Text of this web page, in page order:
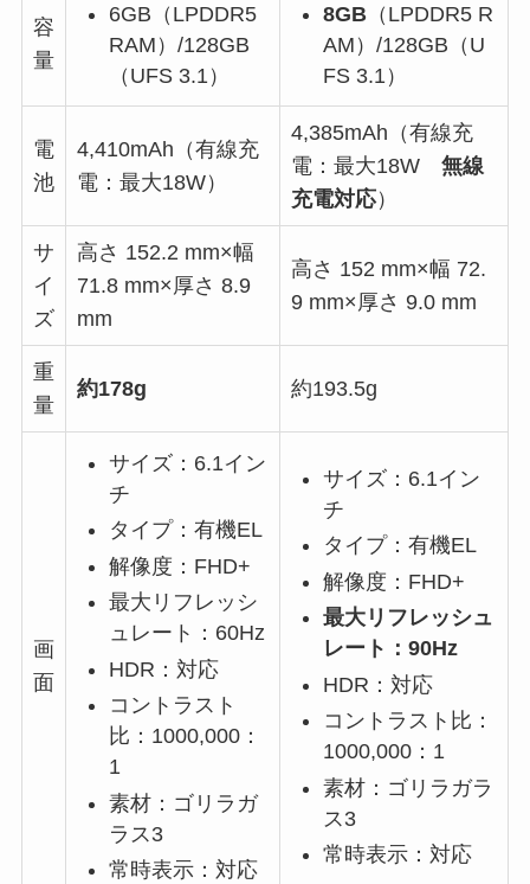
容
量
6GB（LPDDR5
RAM）/128GB
（UFS 3.1）
8GB（LPDDR5 R
AM）/128GB（U
FS 3.1）
電
池
4,410mAh（有線充
電：最大18W）
4,385mAh（有線充
電：最大18W 無線
充電対応）
サ
イ
ズ
高さ 152.2 mm×幅
71.8 mm×厚さ 8.9
mm
高さ 152 mm×幅 72.
9 mm×厚さ 9.0 mm
重
量
約178g 約193.5g
画
面
サイズ：6.1イン
チ
タイプ：有機EL
解像度：FHD+
最大リフレッシ
ュレート：60Hz
HDR：対応
コントラスト
比：1000,000：
1
素材：ゴリラガ
ラス3
常時表示：対応
サイズ：6.1イン
チ
タイプ：有機EL
解像度：FHD+
最大リフレッシュ
レート：90Hz
HDR：対応
コントラスト比：
1000,000：1
素材：ゴリラガラ
ス3
常時表示：対応